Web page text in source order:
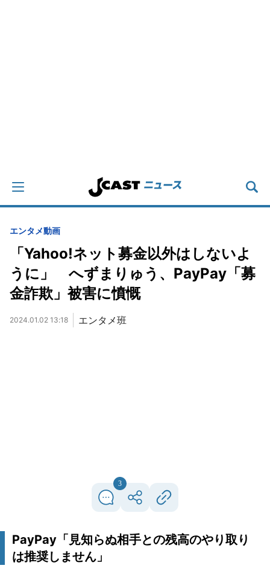
エンタメ動画
「Yahoo!ネット募金以外はしないよ
うに」 へずまりゅう、PayPay「募
金詐欺」被害に憤慨
2024.01.02 13:18 エンタメ班
3
PayPay「見知らぬ相手との残高のやり取り
は推奨しません」